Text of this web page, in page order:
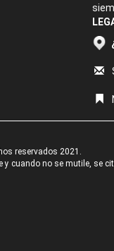
reservados 2021.
cuando no se mutile, se